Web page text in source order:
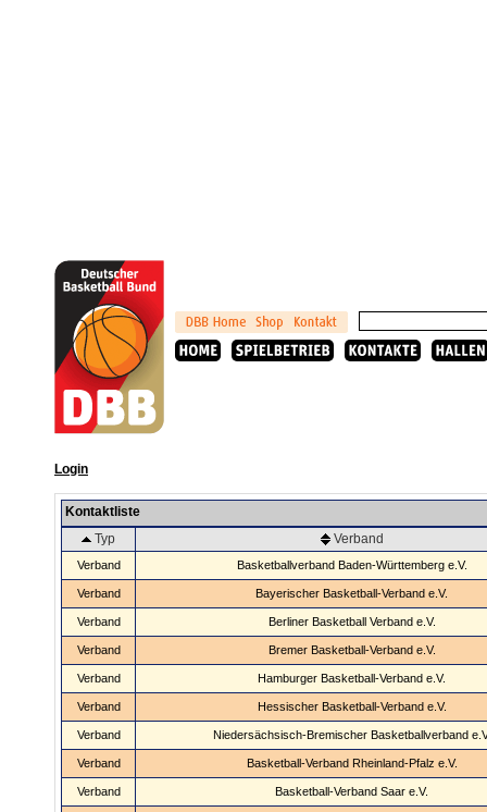
Login
Kontaktliste
Typ
Verband
Verband Basketballverband Baden-Württemberg e.V.
Verband Bayerischer Basketball-Verband e.V.
Verband Berliner Basketball Verband e.V.
Verband Bremer Basketball-Verband e.V.
Verband Hamburger Basketball-Verband e.V.
Verband Hessischer Basketball-Verband e.V.
Verband Niedersächsisch-Bremischer Basketballverband
Verband Basketball-Verband Rheinland-Pfalz e.V.
Verband Basketball-Verband Saar e.V.